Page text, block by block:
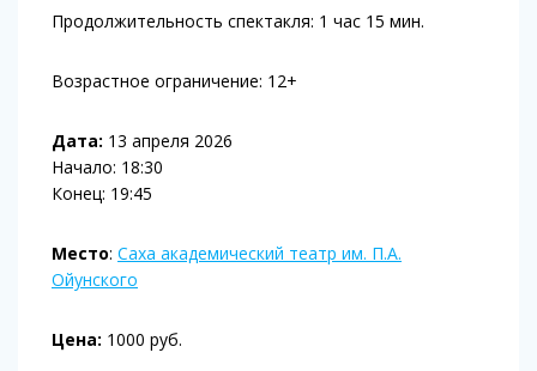
Продолжительность спектакля: 1 час 15 мин.
Возрастное ограничение: 12+
Дата: 13 апреля 2026
Начало: 18:30
Конец: 19:45
Место: Саха академический театр им. П.А.
Ойунского
Цена: 1000 руб.